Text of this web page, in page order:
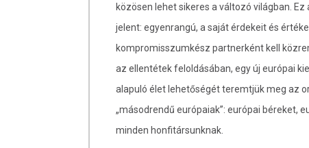
közösen lehet sikeres a változó világban.
jelent: egyenrangú, a saját érdekeit és
kompromisszumkész partnerként kell
az ellentétek feloldásában, egy új európai
alapuló élet lehetőségét teremtjük meg az
„másodrendű európaiak”: európai béreket,
minden honfitársunknak.